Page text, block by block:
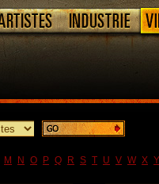
M N O P Q R S T U V W X Y